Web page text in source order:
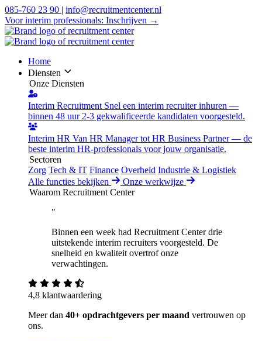
085-760 23 90 | info@recruitmentcenter.nl
Voor interim professionals: Inschrijven →
Home
Diensten
Onze Diensten
Interim Recruitment Snel een interim recruiter inhuren —
binnen 48 uur 2-3 gekwalificeerde kandidaten voorgesteld.
Interim HR Van HR Manager tot HR Business Partner — de
beste interim HR-professionals voor jouw organisatie.
Sectoren
Zorg Tech & IT Finance Overheid Industrie & Logistiek
Alle functies bekijken
Onze werkwijze
Waarom Recruitment Center
"
Binnen een week had Recruitment Center drie
uitstekende interim recruiters voorgesteld. De
snelheid en kwaliteit overtrof onze
verwachtingen.
4,8 klantwaardering
Meer dan 40+ opdrachtgevers per maand vertrouwen op
ons.